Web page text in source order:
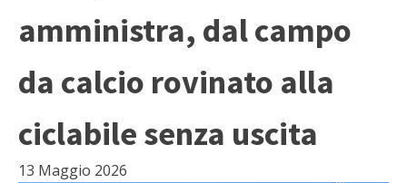
amministra, dal campo
da calcio rovinato alla
ciclabile senza uscita
13 Maggio 2026